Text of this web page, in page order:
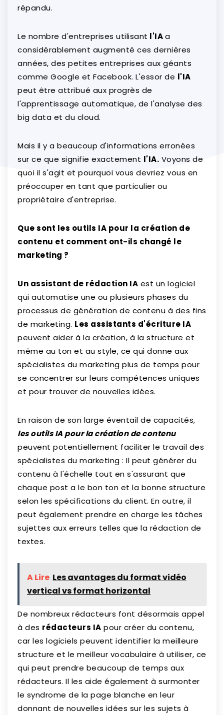
répandu.
Le nombre d'entreprises utilisant l'IAa
considérablement augmenté ces dernières
années, des petites entreprises aux géants
comme Google et Facebook. L'essor de l'IA
peut être attribué aux progrès de
l'apprentissage automatique, de l'analyse des
big data et du cloud.
Mais il y a beaucoup d'informations erronées
sur ce que signifie exactement l'IA. Voyons de
quoi il s'agit et pourquoi vous devriez vous en
préoccuper en tant que particulier ou
propriétaire d'entreprise.
Que sont les outils IA pour la création de
contenu et comment ont-ils changé le
marketing ?
Un assistant de rédaction IA est un logiciel
qui automatise une ou plusieurs phases du
processus de génération de contenu à des fins
de marketing. Les assistants d'écriture IA
peuvent aider à la création, à la structure et
même au ton et au style, ce qui donne aux
spécialistes du marketing plus de temps pour
se concentrer sur leurs compétences uniques
et pour trouver de nouvelles idées.
En raison de son large éventail de capacités,
les outils IA pour la création de contenu
peuvent potentiellement faciliter le travail des
spécialistes du marketing : Il peut générer du
contenu à l'échelle tout en s'assurant que
chaque post a le bon ton et la bonne structure
selon les spécifications du client. En outre, il
peut également prendre en charge les tâches
sujettes aux erreurs telles que la rédaction de
textes.
A Lire Les avantages du format vidéo
vertical vs format horizontal
De nombreux rédacteurs font désormais appel
à des rédacteurs IA pour créer du contenu,
car les logiciels peuvent identifier la meilleure
structure et le meilleur vocabulaire à utiliser, ce
qui peut prendre beaucoup de temps aux
rédacteurs. Il les aide également à surmonter
le syndrome de la page blanche en leur
donnant de nouvelles idées sur les sujets à